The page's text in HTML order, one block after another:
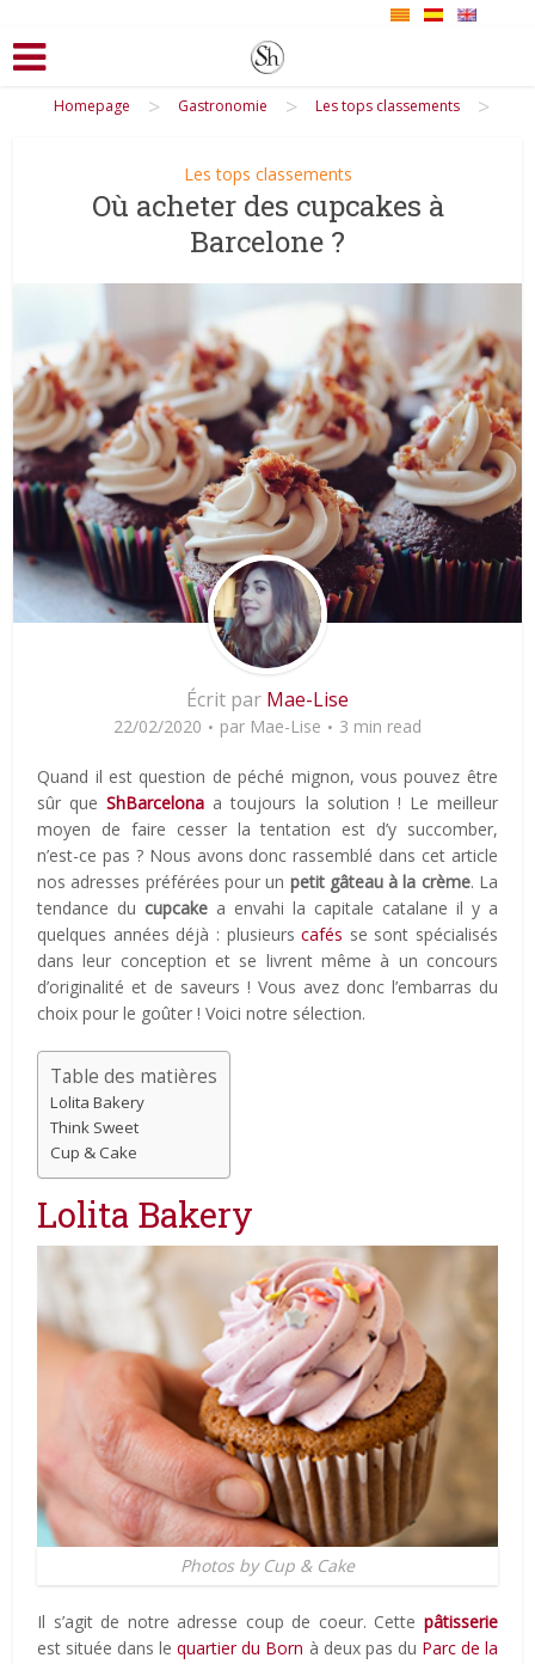
Homepage > Gastronomie > Les tops classements >
Les tops classements
Où acheter des cupcakes à
Barcelone ?
Écrit par Mae-Lise
22/02/2020 par Mae-Lise 3 min read
Quand il est question de péché mignon, vous pouvez être
sûr queShBarcelona a toujours la solution ! Le meilleur
moyen de faire cesser la tentation est d’y succomber,
n’est-ce pas ? Nous avons donc rassemblé dans cet article
nos adresses préférées pour un petit gâteau à la crème. La
tendance du cupcake a envahi la capitale catalane il y a
quelques années déjà : plusieurscafés se sont spécialisés
dans leur conception et se livrent même à un concours
d’originalité et de saveurs ! Vous avez donc l’embarras du
choix pour le goûter ! Voici notre sélection.
Table des matières
Lolita Bakery
Think Sweet
Cup & Cake
Lolita Bakery
Photos by Cup & Cake
Il s’agit de notre adresse coup de coeur. Cette pâtisserie
est située dans lequartier du Born à deux pas du Parc de la